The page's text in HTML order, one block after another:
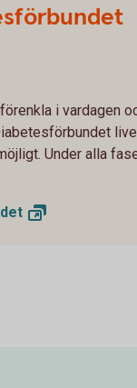
i vardagen
Under alla